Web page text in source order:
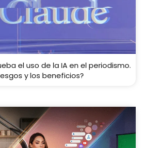
el uso de la IA en el periodismo.
y los beneficios?